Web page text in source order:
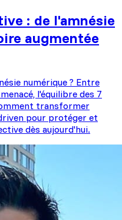
: de l'amnésie
augmentée
numérique ? Entre
l'équilibre des 7
transformer
pour protéger et
dès aujourd'hui.